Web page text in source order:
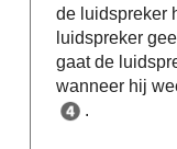
de luidspreker
luidspreker
gaat de
wanneer hij
.